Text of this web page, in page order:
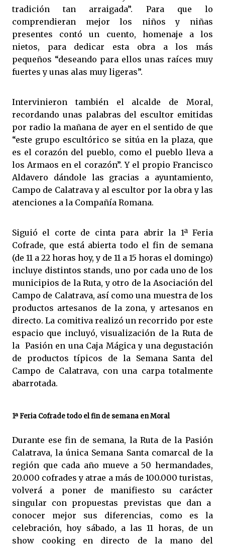
tradición tan arraigada”. Para que lo
comprendieran mejor los niños y niñas
presentes contó un cuento, homenaje a los
nietos, para dedicar esta obra a los más
pequeños “deseando para ellos unas raíces muy
fuertes y unas alas muy ligeras”.
Intervinieron también el alcalde de Moral,
recordando unas palabras del escultor emitidas
por radio la mañana de ayer en el sentido de que
“este grupo escultórico se sitúa en la plaza, que
es el corazón del pueblo, como el pueblo lleva a
los Armaos en el corazón”. Y el propio Francisco
Aldavero dándole las gracias a ayuntamiento,
Campo de Calatrava y al escultor por la obra y las
atenciones a la Compañía Romana.
Siguió el corte de cinta para abrir la 1ª Feria
Cofrade, que está abierta todo el fin de semana
(de 11 a 22 horas hoy, y de 11 a 15 horas el domingo)
incluye distintos stands, uno por cada uno de los
municipios de la Ruta, y otro de la Asociación del
Campo de Calatrava, así como una muestra de los
productos artesanos de la zona, y artesanos en
directo. La comitiva realizó un recorrido por este
espacio que incluyó, visualización de la Ruta de
la Pasión en una Caja Mágica y una degustación
de productos típicos de la Semana Santa del
Campo de Calatrava, con una carpa totalmente
abarrotada.
1ª Feria Cofrade todo el fin de semana en Moral
Durante ese fin de semana, la Ruta de la Pasión
Calatrava, la única Semana Santa comarcal de la
región que cada año mueve a 50 hermandades,
20.000 cofrades y atrae a más de 100.000 turistas,
volverá a poner de manifiesto su carácter
singular con propuestas previstas que dan a
conocer mejor sus diferencias, como es la
celebración, hoy sábado, a las 11 horas, de un
show cooking en directo de la mano del